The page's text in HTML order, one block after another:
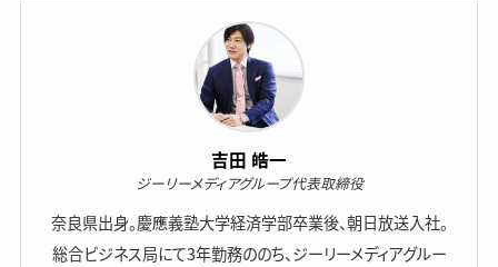
吉田 皓一
ジーリーメディアグループ代表取締役
奈良県出身。慶應義塾大学経済学部卒業後、朝日放送入社。
総合ビジネス局にて3年勤務ののち、ジーリーメディアグルー